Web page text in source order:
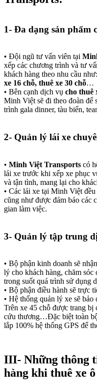
1- Đa dạng sản phẩm
• Đội ngũ tư vấn viên tại
xếp các chương trình và tư
khách hàng theo nhu cầu như:
xe 16 chỗ, thuê xe 30 chỗ…
• Bên cạnh dịch vụ cho thuê
Minh Việt sẽ đi theo đoàn để
trình gala dinner, tàu biển,
2- Quản lý lái xe
• Minh Việt Transports có
lái xe trước khi xếp xe phục
và tận tình, mang lại cho
• Các lái xe tại Minh Việt
cũng như được đảm bảo
gian làm việc.
3- Quản lý tập trung
• Bộ phận kinh doanh sẽ
lý cho khách hàng, chăm sóc
trong suốt quá trình sử dụng
• Bộ phận điều hành sẽ trực
• Hệ thống quản lý xe sẽ bảo
Trên xe 45 chỗ được trang bị
cứu thương…Đặc biệt toàn
lắp 100% hệ thống GPS để
III- Những thông
hàng khi thuê xe